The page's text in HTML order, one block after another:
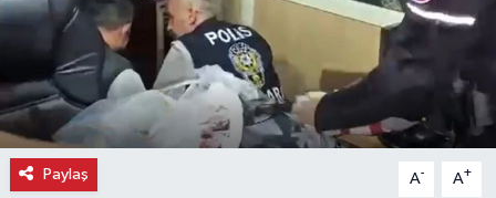
Paylaş A- A+
Gurme
Haber
İlçe Haberleri